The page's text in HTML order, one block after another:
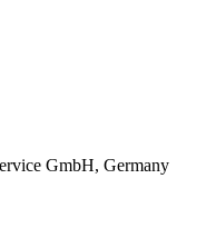
GmbH, Germany